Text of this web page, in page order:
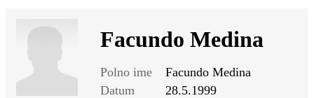
Facundo Medina
Polno ime
Facundo Medina
Datum
28.5.1999